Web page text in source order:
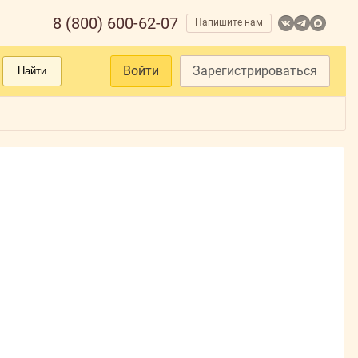
8 (800) 600-62-07 Напишите нам
Найти Войти Зарегистрироваться